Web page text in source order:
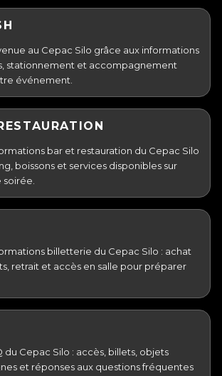
au Cepac Silo grâce aux informations
stationnement et accompagnement
événement.
bar et restauration du Cepac Silo
boissons et services disponibles sur
billetterie du Cepac Silo : achat
retrait et accès en salle pour préparer
du Cepac Silo : accès, billets, objets
et réponses aux questions fréquentes